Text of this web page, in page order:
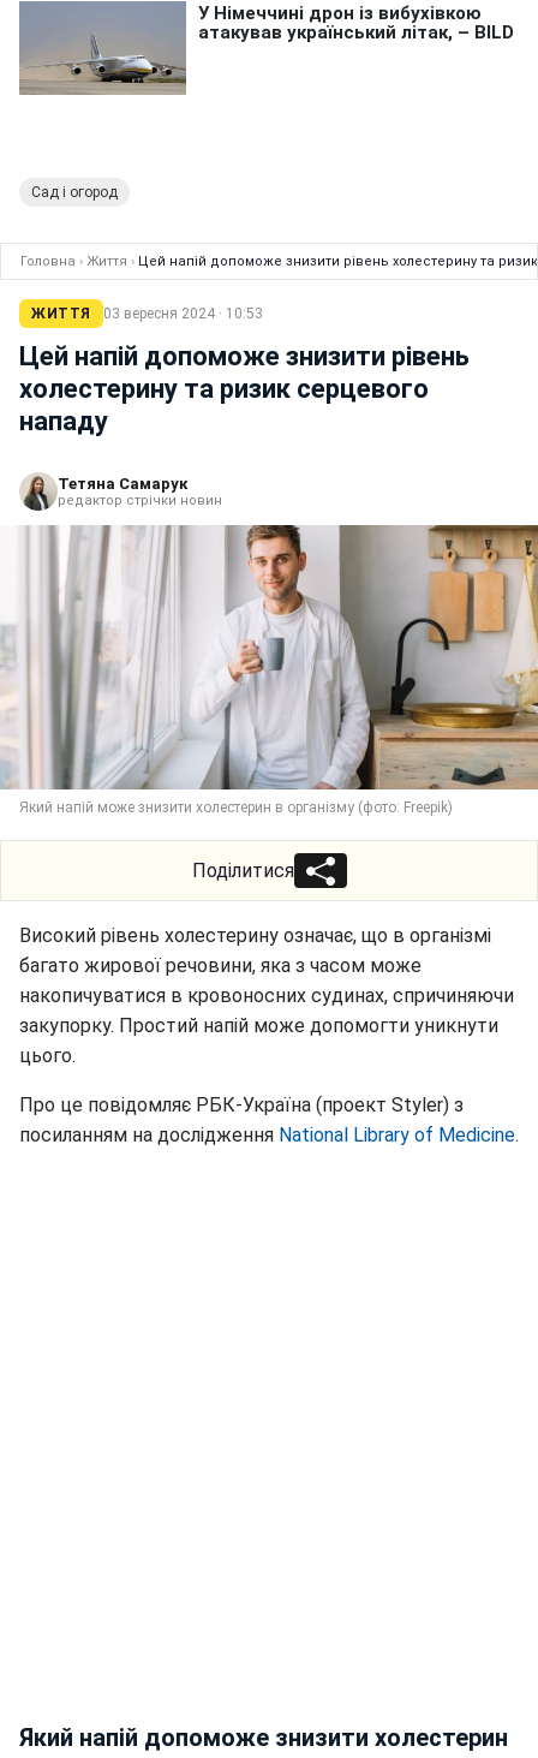
Сад і огород
Головна › Життя › Цей напій допоможе знизити рівень холестерину та
ЖИТТЯ 03 вересня 2024 · 10:53
Цей напій допоможе знизити рівень
холестерину та ризик серцевого
нападу
Тетяна Самарук
редактор стрічки новин
Який напій може знизити холестерин в організму (фото: Freepik)
Поділитися
Високий рівень холестерину означає, що в організмі
багато жирової речовини, яка з часом може
накопичуватися в кровоносних судинах, спричиняючи
закупорку. Простий напій може допомогти уникнути
цього.
Про це повідомляє РБК-Україна (проект Styler) з
посиланням на дослідження National Library of Medicine.
Який напій допоможе знизити холестерин